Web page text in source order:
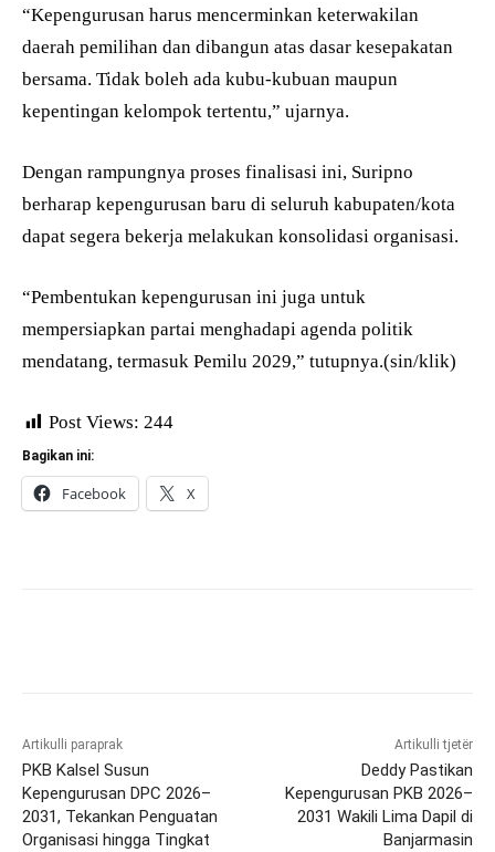
“Kepengurusan harus mencerminkan keterwakilan
daerah pemilihan dan dibangun atas dasar kesepakatan
bersama. Tidak boleh ada kubu-kubuan maupun
kepentingan kelompok tertentu,” ujarnya.
Dengan rampungnya proses finalisasi ini, Suripno
berharap kepengurusan baru di seluruh kabupaten/kota
dapat segera bekerja melakukan konsolidasi organisasi.
“Pembentukan kepengurusan ini juga untuk
mempersiapkan partai menghadapi agenda politik
mendatang, termasuk Pemilu 2029,” tutupnya.(sin/klik)
Post Views: 244
Bagikan ini:
Facebook X
Artikulli paraprak
PKB Kalsel Susun
Kepengurusan DPC 2026–
2031, Tekankan Penguatan
Organisasi hingga Tingkat
Artikulli tjetër
Deddy Pastikan
Kepengurusan PKB 2026–
2031 Wakili Lima Dapil di
Banjarmasin